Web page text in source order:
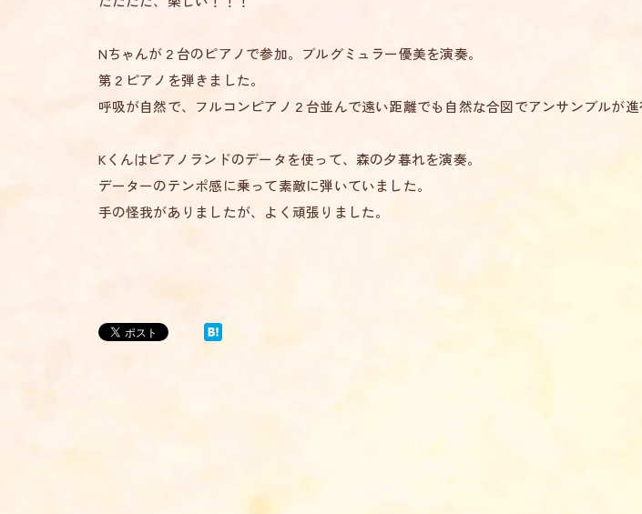
Nちゃんが２台のピアノで参加。ブルグミュラー優美を演奏。
第２ピアノを弾きました。
呼吸が自然で、フルコンピアノ２台並んで遠い距離でも自然な合図でアンサンブルが進
Kくんはピアノランドのデータを使って、森の夕暮れを演奏。
データーのテンポ感に乗って素敵に弾いていました。
手の怪我がありましたが、よく頑張りました。